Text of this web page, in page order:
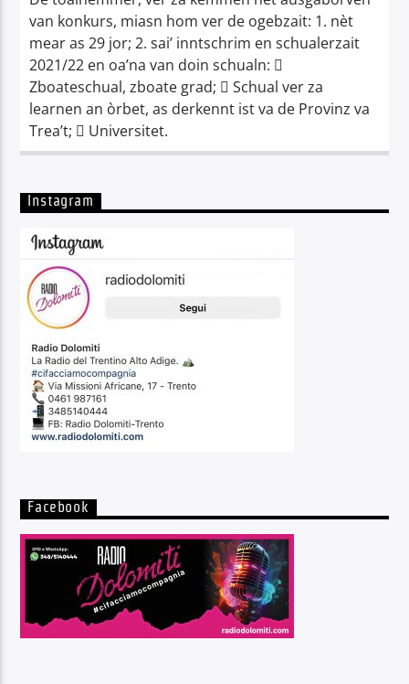
van konkurs, miasn hom ver de ogebzait: 1. nèt
mear as 29 jor; 2. sai’ inntschrim en schualerzait
2021/22 en oa’na van doin schualn: 
Zboateschual, zboate grad;  Schual ver za
learnen an òrbet, as derkennt ist va de Provinz va
Trea’t;  Universitet.
Instagram
Facebook